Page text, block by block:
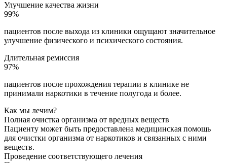
Улучшение качества жизни
99%
пациентов после выхода из клиники ощущают значительное
улучшение физического и психического состояния.
Длительная ремиссия
97%
пациентов после прохождения терапии в клинике не
принимали наркотики в течение полугода и более.
Как мы лечим?
Полная очистка организма от вредных веществ
Пациенту может быть предоставлена медицинская помощь
для очистки организма от наркотиков и связанных с ними
веществ.
Проведение соответствующего лечения